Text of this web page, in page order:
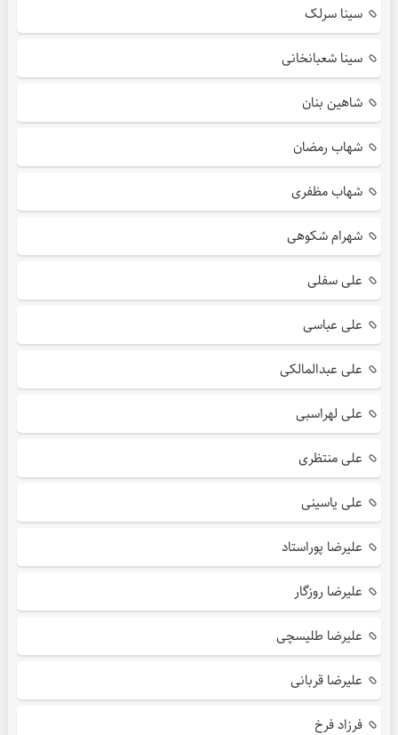
سینا سرلک
سینا شعبانخانی
شاهین بنان
شهاب رمضان
شهاب مظفری
شهرام شکوهی
علی سفلی
علی عباسی
علی عبدالمالکی
علی لهراسبی
علی منتظری
علی یاسینی
علیرضا پوراستاد
علیرضا روزگار
علیرضا طلیسچی
علیرضا قربانی
فرزاد فرخ